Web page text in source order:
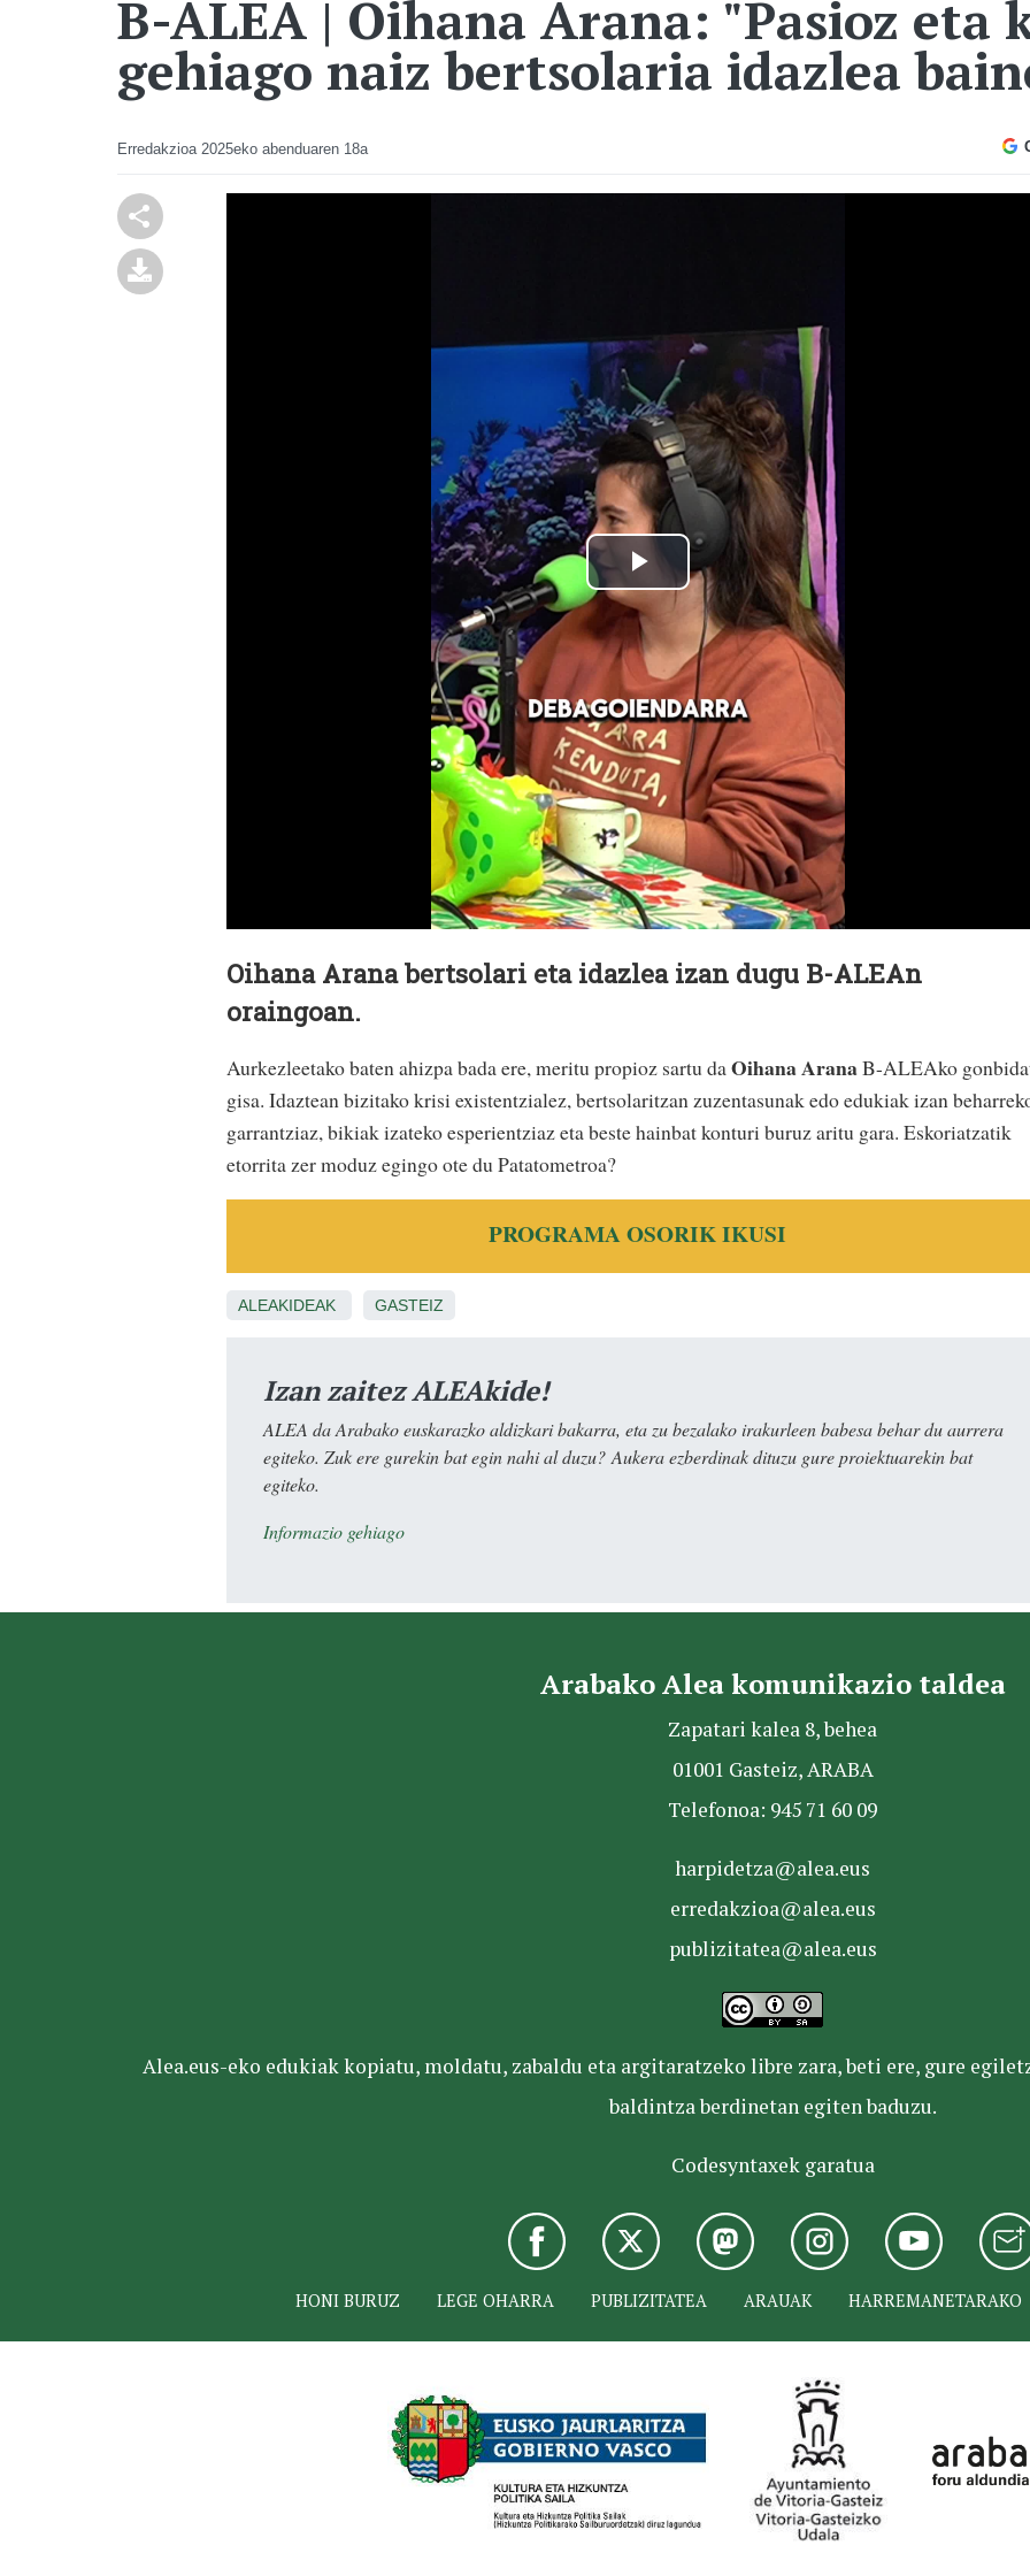
B-ALEA | Oihana Arana: "Pasioz eta
gehiago naiz bertsolaria idazlea
Erredakzioa 2025eko abenduaren 18a
Oihana Arana bertsolari eta idazlea izan dugu B-ALEAn
oraingoan.
Aurkezleetako baten ahizpa bada ere, meritu propioz sartu daOihana AranaB-ALEAko
gisa. Idaztean bizitako krisi existentzialez, bertsolaritzan zuzentasunak edo edukiak izan
garrantziaz, bikiak izateko esperientziaz eta beste hainbat konturi buruz aritu gara. Eskoriatzatik
etorrita zer moduz egingo ote du Patatometroa?
PROGRAMA OSORIK IKUSI
ALEAKIDEAK GASTEIZ
Izan zaitez ALEAkide!
ALEA da Arabako euskarazko aldizkari bakarra, eta zu bezalako irakurleen babesa behar du aurrera
egiteko. Zuk ere gurekin bat egin nahi al duzu? Aukera ezberdinak dituzu gure proiektuarekin bat
egiteko.
Informazio gehiago
Arabako Alea komunikazio taldea
Zapatari kalea 8, behea
01001 Gasteiz, ARABA
Telefonoa: 945 71 60 09
harpidetza@alea.eus
erredakzioa@alea.eus
publizitatea@alea.eus
Alea.eus-eko edukiak kopiatu, moldatu, zabaldu eta argitaratzeko libre zara, beti ere, gure
baldintza berdinetan egiten baduzu.
Codesyntaxek garatua
HONI BURUZ LEGE OHARRA PUBLIZITATEA ARAUAK HARREMANETARAKO